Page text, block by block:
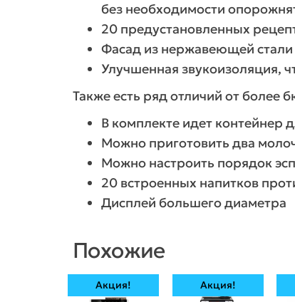
без необходимости
20 предустановленных
Фасад из нержавеющей стали
Улучшенная звукоизоляция,
Также есть ряд отличий от более
В комплекте идет контейнер
Можно приготовить два
Можно настроить порядок
20 встроенных напитков
Дисплей большего диаметра
Похожие
Акция! Акция!